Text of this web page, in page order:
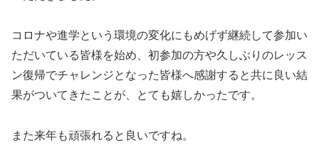
コロナや進学という環境の変化にもめげず継続して参加い
ただいている皆様を始め、初参加の方や久しぶりのレッス
ン復帰でチャレンジとなった皆様へ感謝すると共に良い結
果がついてきたことが、とても嬉しかったです。
また来年も頑張れると良いですね。